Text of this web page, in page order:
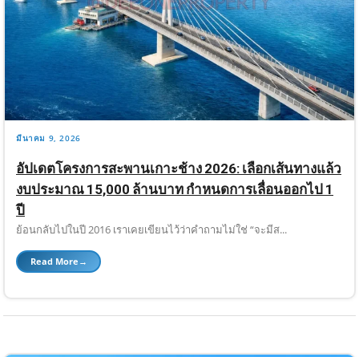
มีนาคม 9, 2026
อัปเดตโครงการสะพานเกาะช้าง 2026: เลือกเส้นทางแล้ว
งบประมาณ 15,000 ล้านบาท กำหนดการเลื่อนออกไป 1
ปี
ย้อนกลับไปในปี 2016 เราเคยเขียนไว้ว่าคำถามไม่ใช่ “จะมีส...
Read More →